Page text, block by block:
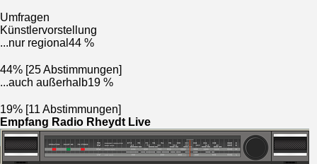
Umfragen
Künstlervorstellung
...nur regional 44 %
44% [25 Abstimmungen]
...auch außerhalb19 %
19% [11 Abstimmungen]
Empfang Radio Rheydt Live